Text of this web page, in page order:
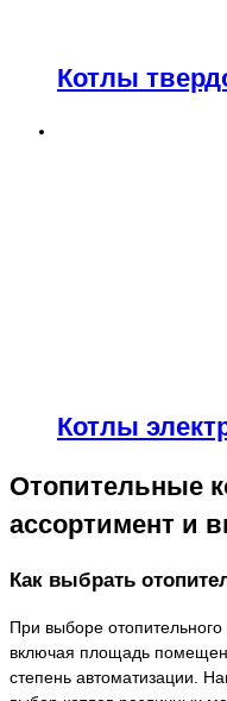
Котлы
Котлы
Отопительные
ассортимент и
Как выбрать
При выборе отопительного
включая площадь
степень автоматизации.